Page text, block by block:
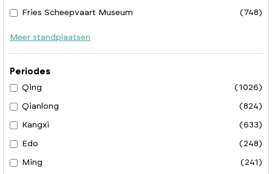
Fries Scheepvaart Museum (748)
Meer standplaatsen
Periodes
Qing
(1026)
Qianlong (824)
Kangxi (633)
Edo (248)
Ming (241)